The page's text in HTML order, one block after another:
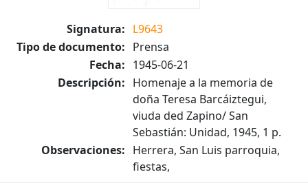
Signatura: L9643
Tipo de documento: Prensa
Fecha: 1945-06-21
Descripción: Homenaje a la memoria de
doña Teresa Barcáiztegui,
viuda ded Zapino/ San
Sebastián: Unidad, 1945, 1 p.
Observaciones: Herrera, San Luis parroquia,
fiestas,